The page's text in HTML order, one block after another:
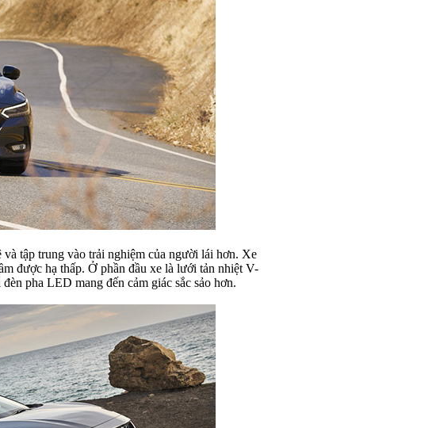
tập trung vào trải nghiệm của người lái hơn. Xe
được hạ thấp. Ở phần đầu xe là lưới tản nhiệt V-
pha LED mang đến cảm giác sắc sảo hơn.